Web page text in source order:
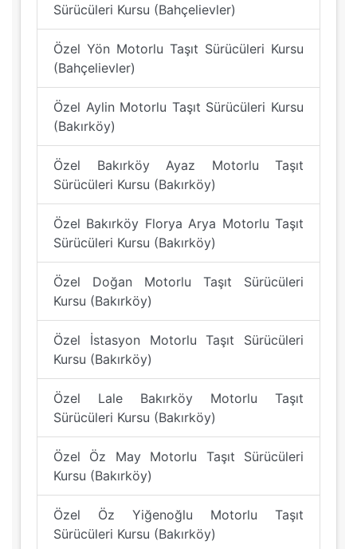
Sürücüleri Kursu (Bahçelievler)
Özel Yön Motorlu Taşıt Sürücüleri Kursu
(Bahçelievler)
Özel Aylin Motorlu Taşıt Sürücüleri Kursu
(Bakırköy)
Özel Bakırköy Ayaz Motorlu Taşıt
Sürücüleri Kursu (Bakırköy)
Özel Bakırköy Florya Arya Motorlu Taşıt
Sürücüleri Kursu (Bakırköy)
Özel Doğan Motorlu Taşıt Sürücüleri
Kursu (Bakırköy)
Özel İstasyon Motorlu Taşıt Sürücüleri
Kursu (Bakırköy)
Özel Lale Bakırköy Motorlu Taşıt
Sürücüleri Kursu (Bakırköy)
Özel Öz May Motorlu Taşıt Sürücüleri
Kursu (Bakırköy)
Özel Öz Yiğenoğlu Motorlu Taşıt
Sürücüleri Kursu (Bakırköy)